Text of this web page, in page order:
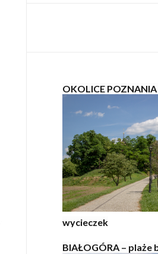
OKOLICE
wycieczek
BIAŁOGÓRA – plaże